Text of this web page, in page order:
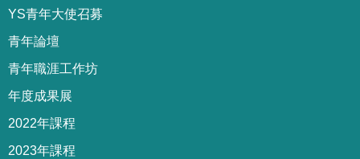
YS青年大使召募
青年論壇
青年職涯工作坊
年度成果展
2022年課程
2023年課程